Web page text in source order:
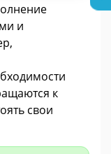
и
к
свои